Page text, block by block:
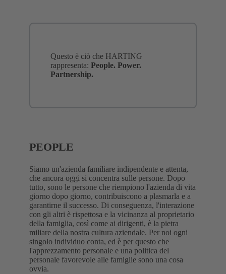
Questo è ciò che HARTING
rappresenta: People. Power.
Partnership.
PEOPLE
Siamo un'azienda familiare indipendente e attenta,
che ancora oggi si concentra sulle persone. Dopo
tutto, sono le persone che riempiono l'azienda di vita
giorno dopo giorno, contribuiscono a plasmarla e a
garantirne il successo. Di conseguenza, l'interazione
con gli altri è rispettosa e la vicinanza al proprietario
della famiglia, così come ai dirigenti, è la pietra
miliare della nostra cultura aziendale. Per noi ogni
singolo individuo conta, ed è per questo che
l'apprezzamento personale e una politica del
personale favorevole alle famiglie sono una cosa
ovvia.